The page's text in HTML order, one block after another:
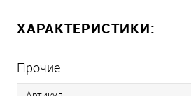
ХАРАКТЕРИСТИКИ:
Прочие